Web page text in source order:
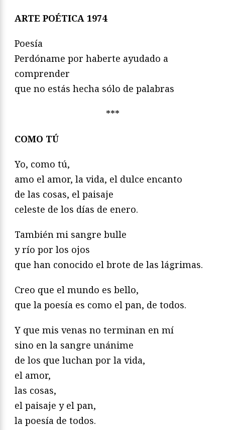
ARTE POÉTICA 1974
Poesía
Perdóname por haberte ayudado a
comprender
que no estás hecha sólo de palabras
***
COMO TÚ
Yo, como tú,
amo el amor, la vida, el dulce encanto
de las cosas, el paisaje
celeste de los días de enero.
También mi sangre bulle
y río por los ojos
que han conocido el brote de las lágrimas.
Creo que el mundo es bello,
que la poesía es como el pan, de todos.
Y que mis venas no terminan en mí
sino en la sangre unánime
de los que luchan por la vida,
el amor,
las cosas,
el paisaje y el pan,
la poesía de todos.